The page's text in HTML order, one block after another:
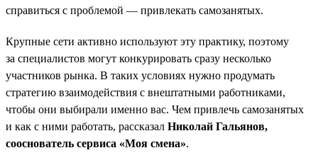
справиться с проблемой — привлекать самозанятых.
Крупные сети активно используют эту практику, поэтому
за специалистов могут конкурировать сразу несколько
участников рынка. В таких условиях нужно продумать
стратегию взаимодействия с внештатными работниками,
чтобы они выбирали именно вас. Чем привлечь самозанятых
и как с ними работать, рассказал Николай Гальянов,
сооснователь сервиса «Моя смена».